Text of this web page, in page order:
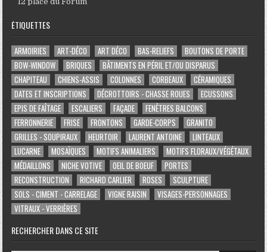
ÉTIQUETTES
ARMOIRIES ART-DÉCO ART DÉCO BAS-RELIEFS
BOUTONS DE PORTE
BOW-WINDOW
BRIQUES
BÂTIMENTS EN PÉRIL ET/OU DISPARUS
CHAPITEAU
CHIENS-ASSIS COLONNES CORBEAUX
CÉRAMIQUES
DATES ET INSCRIPTIONS
DÉCROTTOIRS - CHASSE ROUES
ECUSSONS
EPIS DE FAÎTAGE
ESCALIERS FAÇADE
FENÊTRES BALCONS
FERRONNERIE
FRISE FRONTONS GARDE-CORPS
GRANITO
GRILLES - SOUPIRAUX
HEURTOIR LAURENT ANTOINE
LINTEAUX
LUCARNE
MOSAÏQUES MOTIFS ANIMALIERS
MOTIFS FLORAUX/VÉGÉTAUX
MÉDAILLONS
NICHE VOTIVE OEIL DE BOEUF
PORTES
RECONSTRUCTION
RICHARD CARLIER ROSES
SCULPTURE
SOLS - CIMENT - CARRELAGE
VIGNE RAISIN
VISAGES-PERSONNAGES
VITRAUX - VERRIÈRES
RECHERCHER DANS CE SITE